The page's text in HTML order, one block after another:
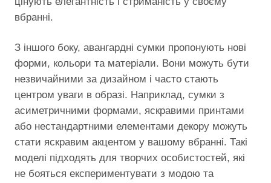
вбранні.
З іншого боку, авангардні сумки пропонують нові
форми, кольори та матеріали. Вони можуть бути
незвичайними за дизайном і часто стають
центром уваги в образі. Наприклад, сумки з
асиметричними формами, яскравими принтами
або нестандартними елементами декору можуть
стати яскравим акцентом у вашому вбранні. Такі
моделі підходять для творчих особистостей, які
не бояться експериментувати з модою та